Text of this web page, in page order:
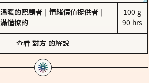
溫暖的照顧者 情緒價值提供者
滿懂撩的
100 g
90 hrs
查看 對方 的解說